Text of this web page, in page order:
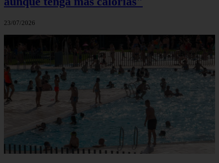
23/07/2026